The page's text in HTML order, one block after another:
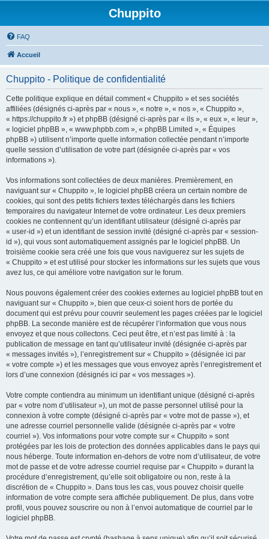
Chuppito
FAQ
Accueil
Chuppito - Politique de confidentialité
Cette politique explique en détail comment « Chuppito » et ses sociétés
affiliées (désignés ci-après par « nous », « notre », « nos », « Chuppito »,
« https://chuppito.fr ») et phpBB (désigné ci-après par « ils », « eux », « leur »,
« logiciel phpBB », « www.phpbb.com », « phpBB Limited », « Équipes
phpBB ») utilisent n’importe quelle information collectée pendant n’importe
quelle session d’utilisation de votre part (désignée ci-après par « vos
informations »).
Vos informations sont collectées de deux manières. Premièrement, en
naviguant sur « Chuppito », le logiciel phpBB créera un certain nombre de
cookies, qui sont des petits fichiers textes téléchargés dans les fichiers
temporaires du navigateur Internet de votre ordinateur. Les deux premiers
cookies ne contiennent qu’un identifiant utilisateur (désigné ci-après par
« user-id ») et un identifiant de session invité (désigné ci-après par « session-
id »), qui vous sont automatiquement assignés par le logiciel phpBB. Un
troisième cookie sera créé une fois que vous naviguerez sur les sujets de
« Chuppito » et est utilisé pour stocker les informations sur les sujets que vous
avez lus, ce qui améliore votre navigation sur le forum.
Nous pouvons également créer des cookies externes au logiciel phpBB tout en
naviguant sur « Chuppito », bien que ceux-ci soient hors de portée du
document qui est prévu pour couvrir seulement les pages créées par le logiciel
phpBB. La seconde manière est de récupérer l’information que vous nous
envoyez et que nous collectons. Ceci peut être, et n’est pas limité à : la
publication de message en tant qu’utilisateur invité (désignée ci-après par
« messages invités »), l’enregistrement sur « Chuppito » (désignée ici par
« votre compte ») et les messages que vous envoyez après l’enregistrement et
lors d’une connexion (désignés ici par « vos messages »).
Votre compte contiendra au minimum un identifiant unique (désigné ci-après
par « votre nom d’utilisateur »), un mot de passe personnel utilisé pour la
connexion à votre compte (désigné ci-après par « votre mot de passe »), et
une adresse courriel personnelle valide (désignée ci-après par « votre
courriel »). Vos informations pour votre compte sur « Chuppito » sont
protégées par les lois de protection des données applicables dans le pays qui
nous héberge. Toute information en-dehors de votre nom d’utilisateur, de votre
mot de passe et de votre adresse courriel requise par « Chuppito » durant la
procédure d’enregistrement, qu’elle soit obligatoire ou non, reste à la
discrétion de « Chuppito ». Dans tous les cas, vous pouvez choisir quelle
information de votre compte sera affichée publiquement. De plus, dans votre
profil, vous pouvez souscrire ou non à l’envoi automatique de courriel par le
logiciel phpBB.